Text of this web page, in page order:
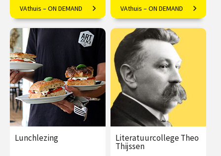
Componisten geïnspireerd
door het werk van 'the Bard'
€ 17.50
Speeltijd 1 uur
VAthuis
VAthuis – ON DEMAND
Arianna Deligianis over de
heldhaftige reis van Jason en
de Argonauten.
€ 17.50
4
afleveringen
Speeltijd 1 uur
VAthuis
VAthuis – ON DEMAND
Lunchlezing Literatuurcollege Theo
Thijssen